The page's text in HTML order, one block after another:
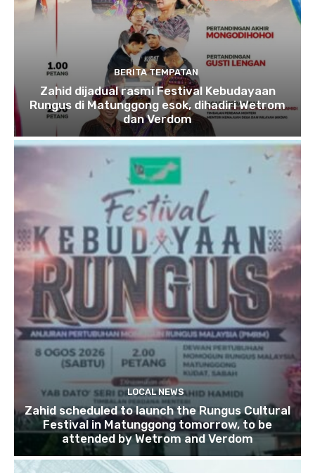
BERITA TEMPATAN
Zahid dijadual rasmi Festival Kebudayaan
Rungus di Matunggong esok, dihadiri Wetrom
dan Verdom
LOCAL NEWS
Zahid scheduled to launch the Rungus Cultural
Festival in Matunggong tomorrow, to be
attended by Wetrom and Verdom